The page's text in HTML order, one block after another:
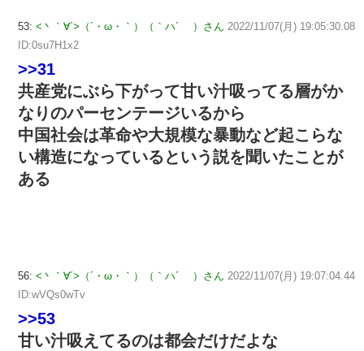
53: <丶｀∀´>（´・ω・｀）（｀ハ´ ）さん 2022/11/07(月) 19:05:30.08
ID:0su7H1x2
>>31
共産党にぶら下がって甘い汁吸ってる層がか
なりのパーセンテージいるから
中国社会は革命や大規模な暴動など起こらな
い構造になっているという説を聞いたことが
ある
56: <丶｀∀´>（´・ω・｀）（｀ハ´ ）さん 2022/11/07(月) 19:07:04.44
ID:wVQs0wTv
>>53
甘い汁吸えてるのは都会だけだよな